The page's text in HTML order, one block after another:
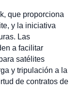
que proporciona
y la iniciativa
Las
a facilitar
satélites
y tripulación a la
de contratos de